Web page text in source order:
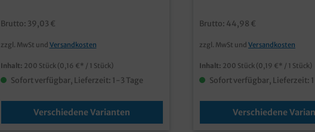
♨️ Gute Wärmeisolierung für längere
aus Papier🚚 Ideal für Take-away und
Bedruckungen und Branding
Brutto: 39,03 €
zzgl. MwSt und Versandkosten
Inhalt: 200 Stück (0,16 €* / 1 Stück)
Sofort verfügbar, Lieferzeit: 1-3 Tage
Verschiedene Varianten
umweltfreundliche
brauner, unbeschichteter
Forstwirtschaft Sehr robuste
Ausführungverschiedene
ideal für den Einsatz in Fast
Restaurants, Food Trucks,
Imbissbetrieben und
Brutto: 44,98 €
zzgl. MwSt und Versandkosten
Inhalt: 200 Stück (0,19 €* / 1 Stück)
Sofort verfügbar, Lieferzeit:
Verschiedene